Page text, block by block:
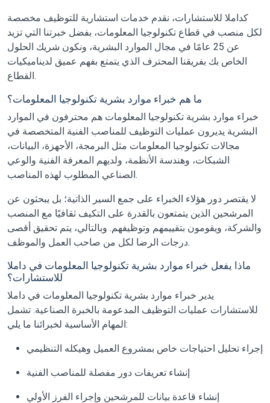
كداملا للاستشارات، نقدم خدمات استشارية للتوظيف مخصصة
لكل منصب في قطاع تكنولوجيا المعلومات، بفضل خبرتنا التي تزيد
عن 25 عامًا في مجال الموارد البشرية، ونكون شريك الحلول
الخاص بك بفريقنا المحترف الذي يتمتع بفهم عميق لديناميكيات
القطاع.
ما هم خبراء موارد بشرية تكنولوجيا المعلومات؟
خبراء موارد بشرية تكنولوجيا المعلومات هم محترفون في الموارد
البشرية يديرون عمليات التوظيف للمناصب الفنية المتخصصة في
مجالات تكنولوجيا المعلومات مثل البرمجة، الأجهزة، البيانات،
الشبكات، وهندسة الأنظمة، ولديهم المعرفة الفنية والوعي
الصناعي المطلوب لهذه المناصب.
لا يقتصر دور هؤلاء الخبراء على جمع السير الذاتية؛ بل يبحثون عن
المرشحين الذين يتمتعون بالقدرة على التكيف ثقافيًا مع المنصب
والشركة، ويقومون بتقييمهم وتوظيفهم. وبالتالي، يتم تحقيق أقصى
درجات الرضا لكل من صاحب العمل والموظف.
ماذا يفعل خبراء موارد بشرية تكنولوجيا المعلومات في داملا
للاستشارات؟
يدير خبراء موارد بشرية تكنولوجيا المعلومات في داملا
للاستشارات عمليات التوظيف المدعومة بالخبرة الصناعية. تشمل
المهام الأساسية لخبرائنا ما يلي:
إجراء تحليل احتياجات خاص بمشروع العميل وهيكله التنظيمي
إنشاء تعريفات دور مفصلة للمناصب الفنية
إنشاء قاعدة بيانات للمرشحين وإجراء الفرز الأولي